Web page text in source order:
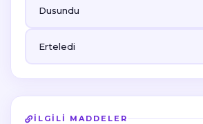
Dusundu
Erteledi
İLGILI MADDELER